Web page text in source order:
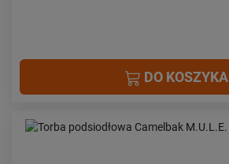
DO KOSZYKA